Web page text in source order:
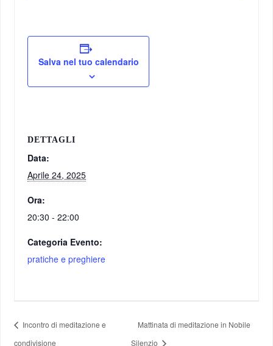
Salva nel tuo calendario
DETTAGLI
Data:
Aprile 24, 2025
Ora:
20:30 - 22:00
Categoria Evento:
pratiche e preghiere
Incontro di meditazione e
condivisione
Mattinata di meditazione in Nobile
Silenzio